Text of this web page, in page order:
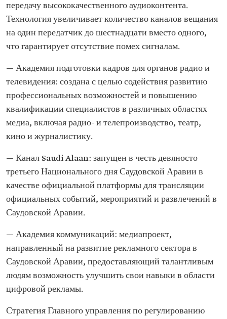
передачу высококачественного аудиоконтента.
Технология увеличивает количество каналов вещания
на один передатчик до шестнадцати вместо одного,
что гарантирует отсутствие помех сигналам.
— Академия подготовки кадров для органов радио и
телевидения: создана с целью содействия развитию
профессиональных возможностей и повышению
квалификации специалистов в различных областях
медиа, включая радио- и телепроизводство, театр,
кино и журналистику.
— Канал Saudi Alaan: запущен в честь девяносто
третьего Национального дня Саудовской Аравии в
качестве официальной платформы для трансляции
официальных событий, мероприятий и развлечений в
Саудовской Аравии.
— Академия коммуникаций: медиапроект,
направленный на развитие рекламного сектора в
Саудовской Аравии, предоставляющий талантливым
людям возможность улучшить свои навыки в области
цифровой рекламы.
Стратегия Главного управления по регулированию